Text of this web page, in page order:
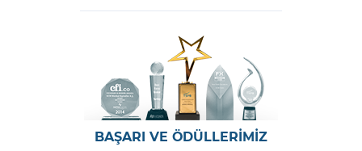
BAŞARI VE ÖDÜLLERİMİZ